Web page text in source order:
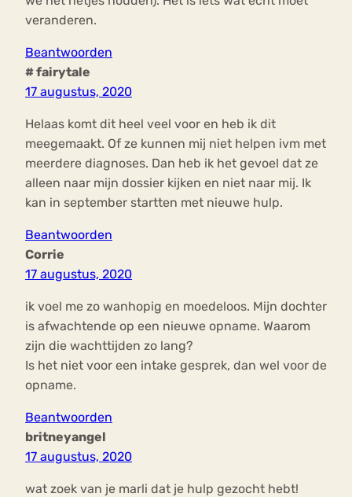
veranderen.
Beantwoorden
# fairytale
17 augustus, 2020
Helaas komt dit heel veel voor en heb ik dit
meegemaakt. Of ze kunnen mij niet helpen ivm met
meerdere diagnoses. Dan heb ik het gevoel dat ze
alleen naar mijn dossier kijken en niet naar mij. Ik
kan in september startten met nieuwe hulp.
Beantwoorden
Corrie
17 augustus, 2020
ik voel me zo wanhopig en moedeloos. Mijn dochter
is afwachtende op een nieuwe opname. Waarom
zijn die wachttijden zo lang?
Is het niet voor een intake gesprek, dan wel voor de
opname.
Beantwoorden
britneyangel
17 augustus, 2020
wat zoek van je marli dat je hulp gezocht hebt!